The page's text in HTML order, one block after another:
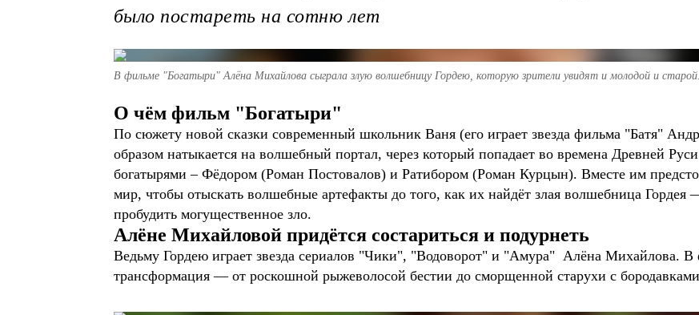
было постареть на сотню лет
В фильме "Богатыри" Алёна Михайлова сыграла злую волшебницу Гордею, которую зрители увидят и молодой и старой.
О чём фильм "Богатыри"
По сюжету новой сказки современный школьник Ваня (его играет звезда фильма "Батя"
образом натыкается на волшебный портал, через который попадает во времена Древней
богатырями – Фёдором (Роман Постовалов) и Ратибором (Роман Курцын). Вместе им
мир, чтобы отыскать волшебные артефакты до того, как их найдёт злая волшебница
пробудить могущественное зло.
Алёне Михайловой придётся состариться и подурнеть
Ведьму Гордею играет звезда сериалов "Чики", "Водоворот" и "Амура" Алёна Михайлова. В
трансформация — от роскошной рыжеволосой бестии до сморщенной старухи с